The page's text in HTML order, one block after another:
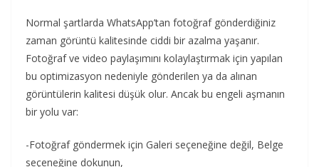
Normal şartlarda WhatsApp’tan fotoğraf gönderdiğiniz
zaman görüntü kalitesinde ciddi bir azalma yaşanır.
Fotoğraf ve video paylaşımını kolaylaştırmak için yapılan
bu optimizasyon nedeniyle gönderilen ya da alınan
görüntülerin kalitesi düşük olur. Ancak bu engeli aşmanın
bir yolu var:
-Fotoğraf göndermek için Galeri seçeneğine değil, Belge
seçeneğine dokunun,